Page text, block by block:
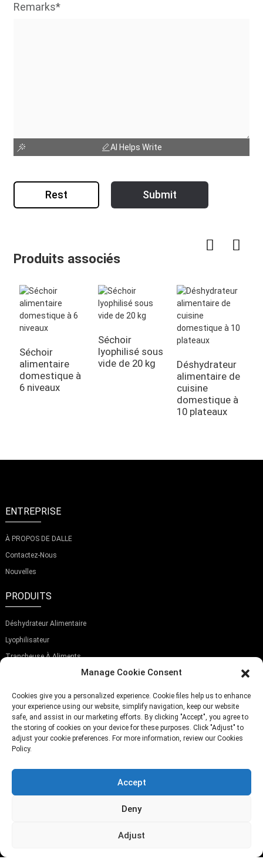
Remarks*
AI Helps Write
Rest Submit
Produits associés
Séchoir
alimentaire
domestique à
6 niveaux
Séchoir
lyophilisé sous
vide de 20 kg
Déshydrateur
alimentaire de
cuisine
domestique à
10 plateaux
ENTREPRISE
À PROPOS DE DALLE
Contactez-Nous
Nouvelles
PRODUITS
Déshydrateur Alimentaire
Lyophilisateur
Trancheuse À Aliments
ABONNEZ-VOUS À NOTRE NEWSLETTER
Soumettre
Manage Cookie Consent
Cookies give you a personalized experience. Cookie files help us to enhance
your experience using our website, simplify navigation, keep our website
safe, and assist in our marketing efforts. By clicking "Accept", you agree to
the storing of cookies on your device for these purposes. Click "Adjust" to
adjust your cookie preferences. For more information, review our Cookies
Policy.
Accept
Deny
Adjust